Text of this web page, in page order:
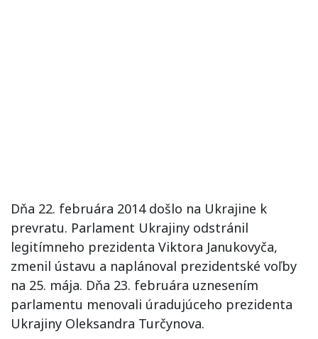
Dňa 22. februára 2014 došlo na Ukrajine k
prevratu. Parlament Ukrajiny odstránil
legitímneho prezidenta Viktora Janukovyča,
zmenil ústavu a naplánoval prezidentské voľby
na 25. mája. Dňa 23. februára uznesením
parlamentu menovali úradujúceho prezidenta
Ukrajiny Oleksandra Turčynova.